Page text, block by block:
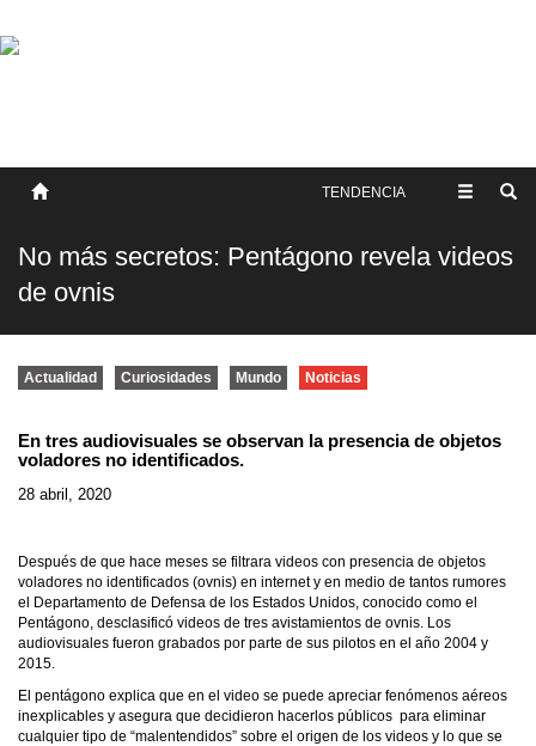
SOBRE NOSOTROS
TENDENCIA
No más secretos: Pentágono revela videos
de ovnis
Actualidad Curiosidades Mundo Noticias
En tres audiovisuales se observan la presencia de objetos
voladores no identificados.
28 abril, 2020
Después de que hace meses se filtrara videos con presencia de objetos
voladores no identificados (ovnis) en internet y en medio de tantos rumores
el Departamento de Defensa de los Estados Unidos, conocido como el
Pentágono, desclasificó videos de tres avistamientos de ovnis. Los
audiovisuales fueron grabados por parte de sus pilotos en el año 2004 y
2015.
El pentágono explica que en el video se puede apreciar fenómenos aéreos
inexplicables y asegura que decidieron hacerlos públicos para eliminar
cualquier tipo de “malentendidos” sobre el origen de los videos y lo que se